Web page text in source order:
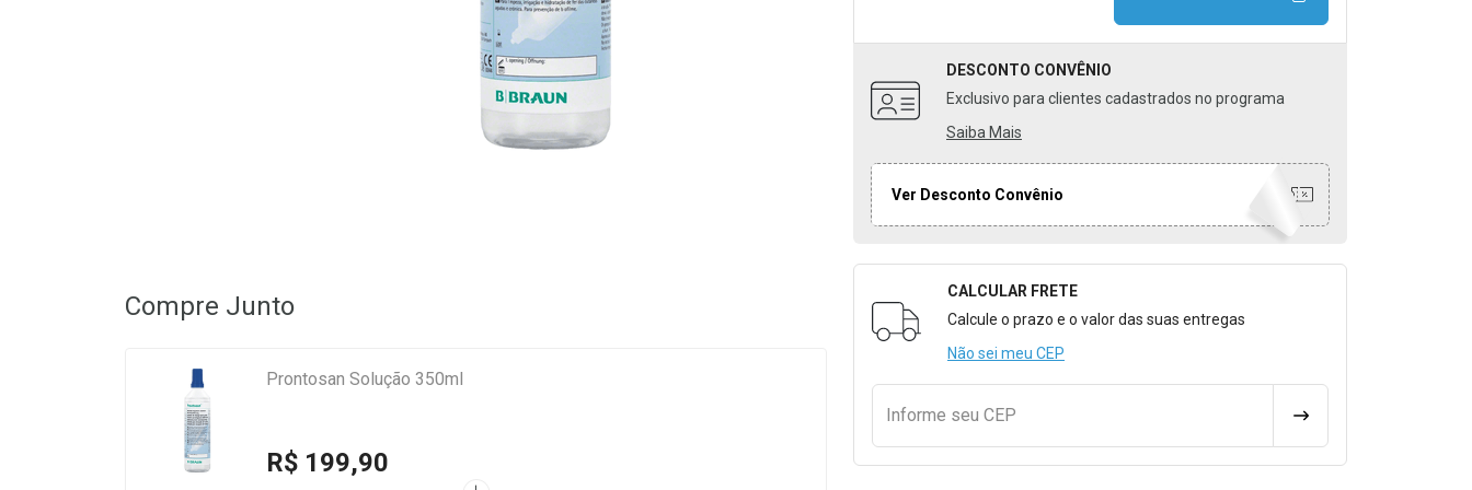
DESCONTO CONVÊNIO
Exclusivo para clientes cadastrados no programa
Saiba Mais
Ver Desconto Convênio
Formulário para Calcular o Frete
CALCULAR FRETE
Calcule o prazo e o valor das suas entregas
Não sei meu CEP
Informe seu CEP CALCULAR FRETE
Compre Junto
Prontosan Solução 350ml
R$ 199,90